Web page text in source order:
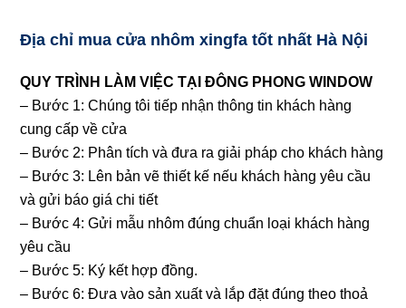
Địa chỉ mua cửa nhôm xingfa tốt nhất Hà Nội
QUY TRÌNH LÀM VIỆC TẠI ĐÔNG PHONG WINDOW
– Bước 1: Chúng tôi tiếp nhận thông tin khách hàng
cung cấp về cửa
– Bước 2: Phân tích và đưa ra giải pháp cho khách hàng
– Bước 3: Lên bản vẽ thiết kế nếu khách hàng yêu cầu
và gửi báo giá chi tiết
– Bước 4: Gửi mẫu nhôm đúng chuẩn loại khách hàng
yêu cầu
– Bước 5: Ký kết hợp đồng.
– Bước 6: Đưa vào sản xuất và lắp đặt đúng theo thoả